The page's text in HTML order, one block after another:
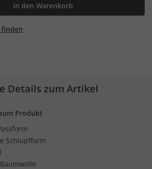
In den Warenkorb
finden
Details zum Artikel
Produkt
Schlupfform